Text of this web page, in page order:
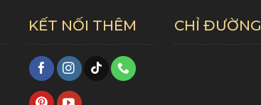
KẾT NỐI THÊM CHỈ ĐƯỜNG